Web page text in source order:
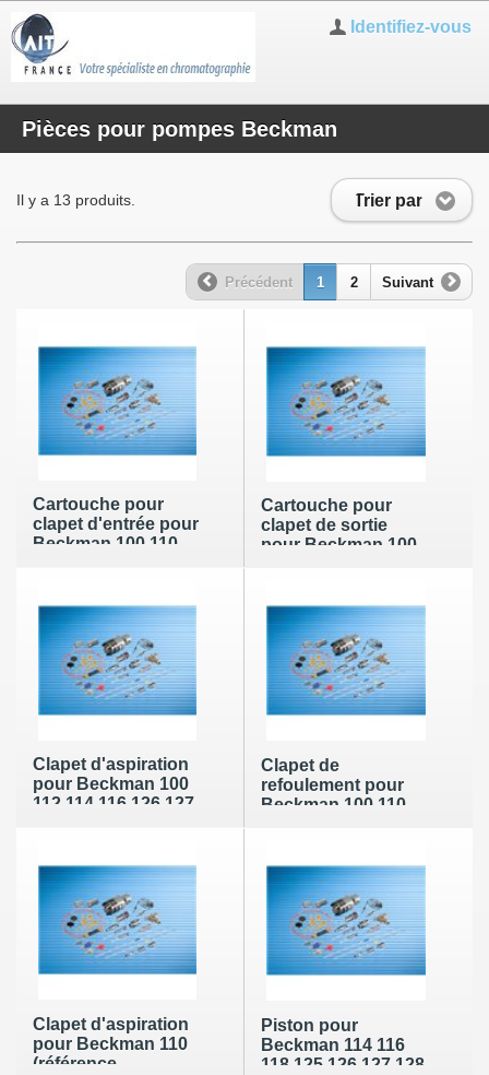
Identifiez-vous
Pièces pour pompes Beckman
Trier par
Il y a 13 produits.
Précédent 1 2 Suivant
Cartouche pour
clapet d'entrée pour
Beckman 100 110
Beckman : 240620)
Cartouche pour
clapet de sortie
pour Beckman 100
Beckman : 240621)
Clapet d'aspiration
pour Beckman 100
112 114 116 126 127
Clapet de
refoulement pour
Beckman 100 110
Beckman : 243040)
Clapet d'aspiration
pour Beckman 110
(référence
Piston pour
Beckman 114 116
118 125 126 127 128